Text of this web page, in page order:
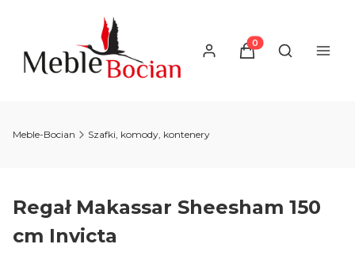
Produkty w
Otwórz
Meble-Bocian Szafki, komody, kontenery
Regał Makassar Sheesham 150
cm Invicta